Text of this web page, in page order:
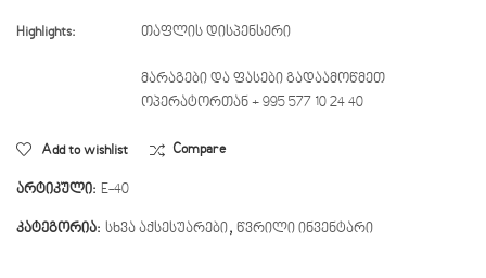
Highlights: თაფლის დისპენსერი
მარაგები და ფასები გადაამოწმეთ
ოპერატორთან + 995 577 10 24 40
Add to wishlist Compare
არტიკული: E-40
კატეგორია: სხვა აქსესუარები, წვრილი ინვენტარი